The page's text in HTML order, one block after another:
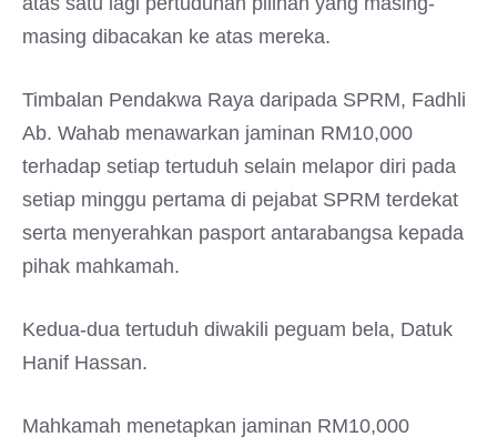
masing dibacakan ke atas mereka.
Timbalan Pendakwa Raya daripada SPRM, Fadhli
Ab. Wahab menawarkan jaminan RM10,000
terhadap setiap tertuduh selain melapor diri pada
setiap minggu pertama di pejabat SPRM terdekat
serta menyerahkan pasport antarabangsa kepada
pihak mahkamah.
Kedua-dua tertuduh diwakili peguam bela, Datuk
Hanif Hassan.
Mahkamah menetapkan jaminan RM10,000